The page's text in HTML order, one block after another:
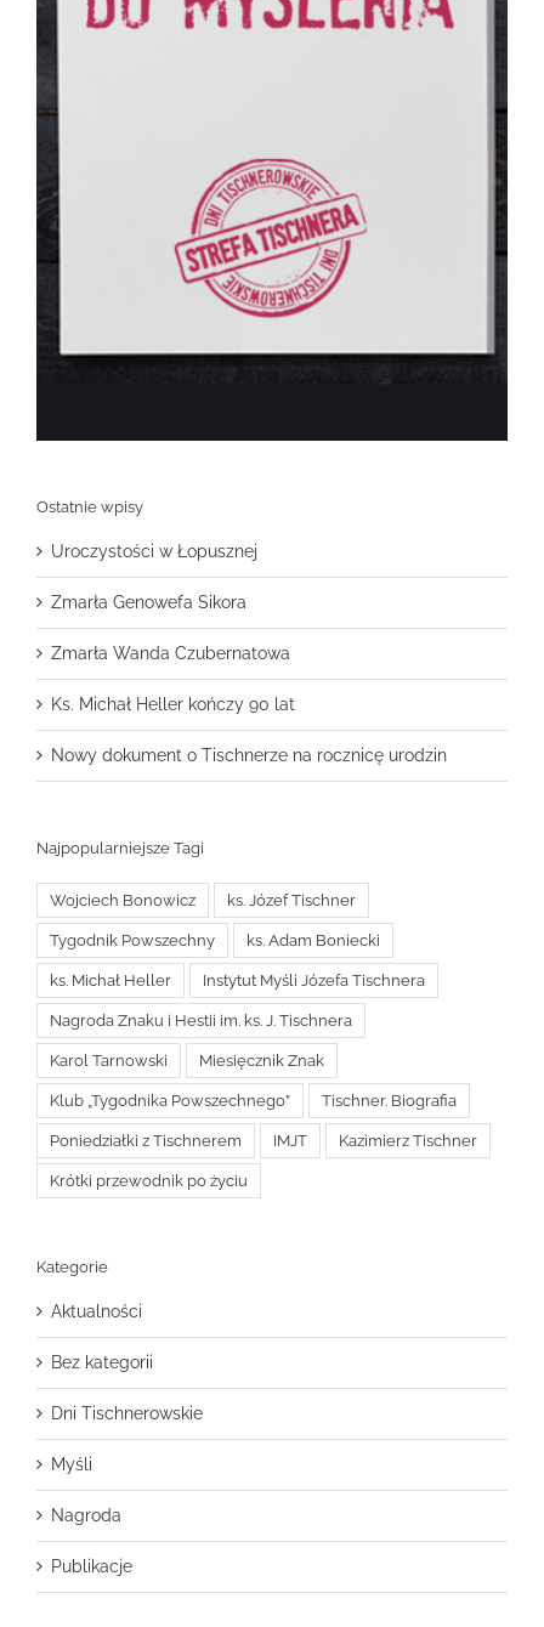
Ostatnie wpisy
Uroczystości w Łopusznej
Zmarła Genowefa Sikora
Zmarła Wanda Czubernatowa
Ks. Michał Heller kończy 90 lat
Nowy dokument o Tischnerze na rocznicę urodzin
Najpopularniejsze Tagi
Wojciech Bonowicz ks. Józef Tischner
Tygodnik Powszechny ks. Adam Boniecki
ks. Michał Heller Instytut Myśli Józefa Tischnera
Nagroda Znaku i Hestii im. ks. J. Tischnera
Karol Tarnowski Miesięcznik Znak
Klub „Tygodnika Powszechnego” Tischner. Biografia
Poniedziałki z Tischnerem IMJT Kazimierz Tischner
Krótki przewodnik po życiu
Kategorie
Aktualności
Bez kategorii
Dni Tischnerowskie
Myśli
Nagroda
Publikacje